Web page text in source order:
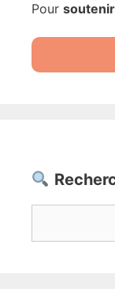
Pour soutenir